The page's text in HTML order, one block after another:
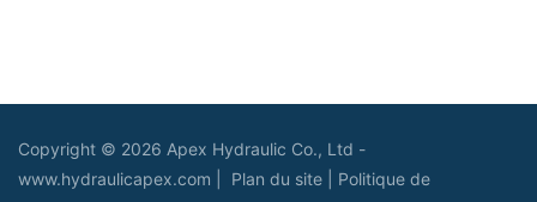
Copyright © 2026 Apex Hydraulic Co., Ltd -
www.hydraulicapex.com | Plan du site
Politique de